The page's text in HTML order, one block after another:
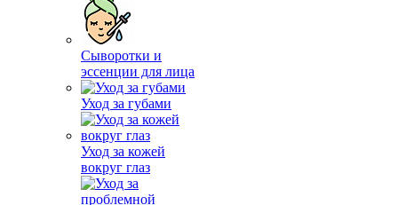
Сыворотки и
эссенции для лица
Уход за губами
Уход за кожей
вокруг глаз